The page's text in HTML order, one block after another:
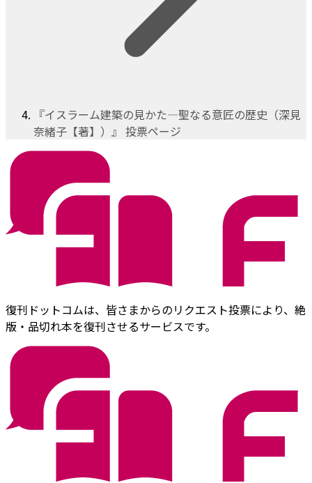
『イスラーム建築の見かた―聖なる意匠の歴史（深見
奈緒子【著】）』 投票ページ
復刊ドットコムは、皆さまからのリクエスト投票により、絶
版・品切れ本を復刊させるサービスです。